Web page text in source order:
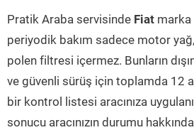
Pratik Araba servisinde Fiat marka
periyodik bakım sadece motor
polen filtresi içermez. Bunların
ve güvenli sürüş için toplamda 12
bir kontrol listesi aracınıza
sonucu aracınızın durumu